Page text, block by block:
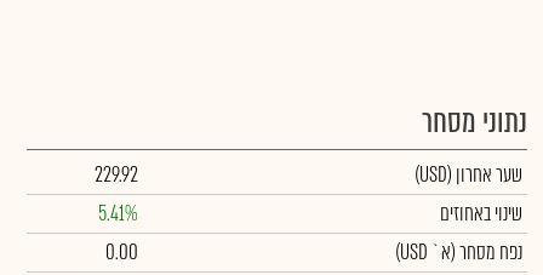
נתוני מסחר
שער אחרון (USD)
229.92
שינוי באחוזים
5.41%
נפח מסחר(א` USD)
0.00